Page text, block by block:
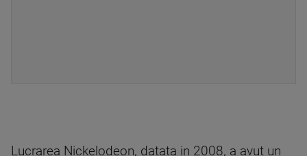
Lucrarea Nickelodeon, datata in 2008, a avut un